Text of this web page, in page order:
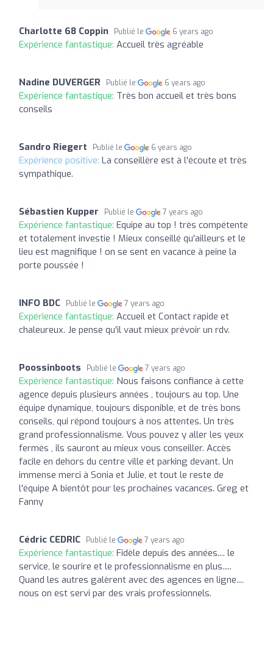
Charlotte 68 Coppin Publié le 6 years ago
Expérience fantastique: Accueil très agréable
Nadine DUVERGER Publié le 6 years ago
Expérience fantastique: Très bon accueil et très bons
conseils
Sandro Riegert Publié le 6 years ago
Expérience positive: La conseillère est à l'écoute et très
sympathique.
Sébastien Kupper Publié le 7 years ago
Expérience fantastique: Equipe au top ! très compétente
et totalement investie ! Mieux conseillé qu'ailleurs et le
lieu est magnifique ! on se sent en vacance à peine la
porte poussée !
INFO BDC Publié le 7 years ago
Expérience fantastique: Accueil et Contact rapide et
chaleureux. Je pense qu'il vaut mieux prévoir un rdv.
Poossinboots Publié le 7 years ago
Expérience fantastique: Nous faisons confiance à cette
agence depuis plusieurs années , toujours au top. Une
équipe dynamique, toujours disponible, et de très bons
conseils, qui répond toujours à nos attentes. Un très
grand professionnalisme. Vous pouvez y aller les yeux
fermés , ils sauront au mieux vous conseiller. Accès
facile en dehors du centre ville et parking devant. Un
immense merci à Sonia et Julie, et tout le reste de
l'équipe A bientôt pour les prochaines vacances. Greg et
Fanny
Cédric CEDRIC Publié le 7 years ago
Expérience fantastique: Fidèle depuis des années.... le
service, le sourire et le professionnalisme en plus.....
Quand les autres galèrent avec des agences en ligne....
nous on est servi par des vrais professionnels.